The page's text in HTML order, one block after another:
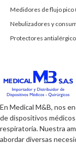
Medidores de flujo pico
Nebulizadores y
Protectores
En Medical M&B, nos
de dispositivos
respiratoria. Nuestra
abordar diversas